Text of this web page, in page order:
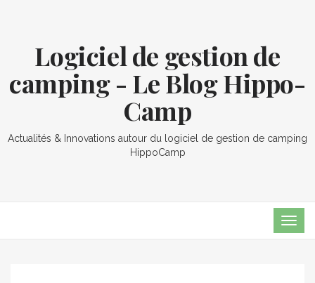
Logiciel de gestion de
camping - Le Blog Hippo-
Camp
Actualités & Innovations autour du logiciel de gestion de camping
HippoCamp